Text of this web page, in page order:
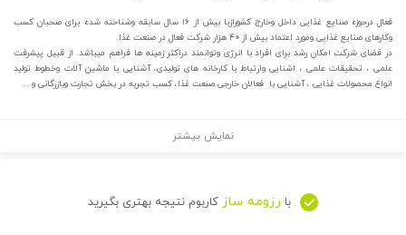
فعال درحوزه صنایع غذایی داخل وخارج کشورازبا بیش از ۱۶ سال سابقه وشناخته شده برای صحبان کسب
وکارهای صنایع غذایی ومورد اعتماد بیش از ۴۰ هزار شرکت فعال در صنعت غذا.
در فضای شرکت امکان رشد برای افراد با انرژی وتوانمند دراکثر زمینه ها فراهم میباشد. از قبیل پیشرفت
علمی ، تحقیقات علمی ، اشنایی وارتباط با کارخانه های تولیدی، آشنایی با ماشین آلات وخطوط تولید
انواع محصولات غذایی ، آشنایی با فعالان خارجی صنعت غذا، کسب تجربه در بخش تجارت وبازرگانی و....
نمایش بیشتر
با رزومه ساز کاربوم نتیجه بهتری بگیرید